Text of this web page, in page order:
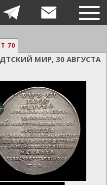
70
МИР, 30 АВГУСТА